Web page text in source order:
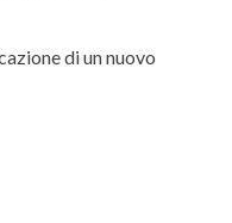
di un nuovo